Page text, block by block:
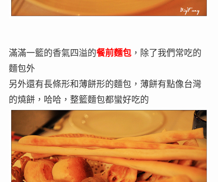
滿滿一籃的香氣四溢的餐前麵包，除了我們常吃的
麵包外
另外還有長條形和薄餅形的麵包，薄餅有點像台灣
的燒餅，哈哈，整籃麵包都蠻好吃的